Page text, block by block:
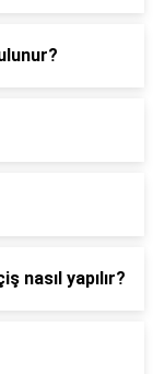
nasıl yapılır?